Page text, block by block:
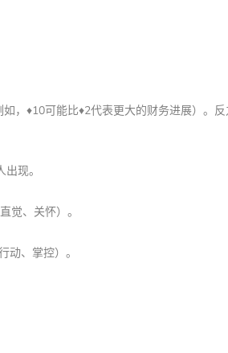
如，♦️10可能比♦️2代表更大的财务进展）。
现。
觉、关怀）。
动、掌控）。